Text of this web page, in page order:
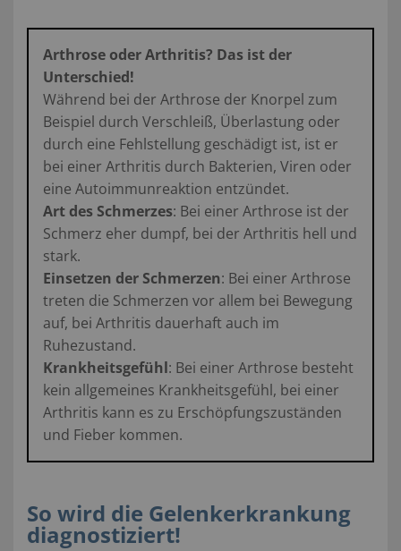
Arthrose oder Arthritis? Das ist der
Unterschied!
Während bei der Arthrose der Knorpel zum
Beispiel durch Verschleiß, Überlastung oder
durch eine Fehlstellung geschädigt ist, ist er
bei einer Arthritis durch Bakterien, Viren oder
eine Autoimmunreaktion entzündet.
Art des Schmerzes: Bei einer Arthrose ist der
Schmerz eher dumpf, bei der Arthritis hell und
stark.
Einsetzen der Schmerzen: Bei einer Arthrose
treten die Schmerzen vor allem bei Bewegung
auf, bei Arthritis dauerhaft auch im
Ruhezustand.
Krankheitsgefühl: Bei einer Arthrose besteht
kein allgemeines Krankheitsgefühl, bei einer
Arthritis kann es zu Erschöpfungszuständen
und Fieber kommen.
So wird die Gelenkerkrankung
diagnostiziert!